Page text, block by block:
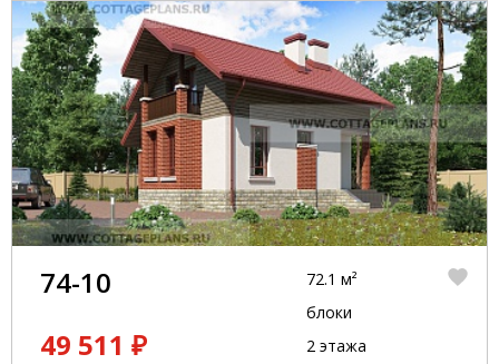
74-10
49 511 ₽
72.1 м²
блоки
2 этажа